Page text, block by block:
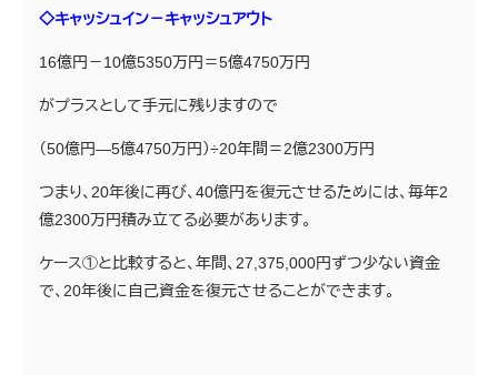
◇キャッシュイン－キャッシュアウト
16億円－10億5350万円＝5億4750万円
がプラスとして手元に残りますので
（50億円―5億4750万円）÷20年間＝2億2300万円
つまり、20年後に再び、40億円を復元させるためには、毎年2
億2300万円積み立てる必要があります。
ケース①と比較すると、年間、27,375,000円ずつ少ない資金
で、20年後に自己資金を復元させることができます。